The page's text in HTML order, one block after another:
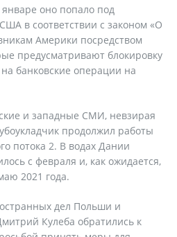
январе оно попало под
в соответствии с законом «О
Америки посредством
предусматривают блокировку
банковские операции на
и западные СМИ, невзирая
продолжил работы
потока 2. В водах Дании
с февраля и, как ожидается,
2021 года.
дел Польши и
Кулеба обратились к